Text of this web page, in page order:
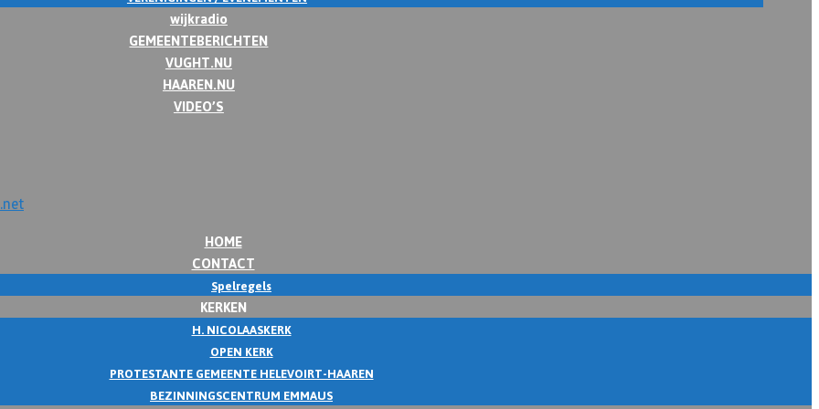
wijkradio
GEMEENTEBERICHTEN
VUGHT.NU
HAAREN.NU
VIDEO’S
HOME
CONTACT
Spelregels
KERKEN
H. NICOLAASKERK
OPEN KERK
PROTESTANTE GEMEENTE HELEVOIRT-HAAREN
BEZINNINGSCENTRUM EMMAUS